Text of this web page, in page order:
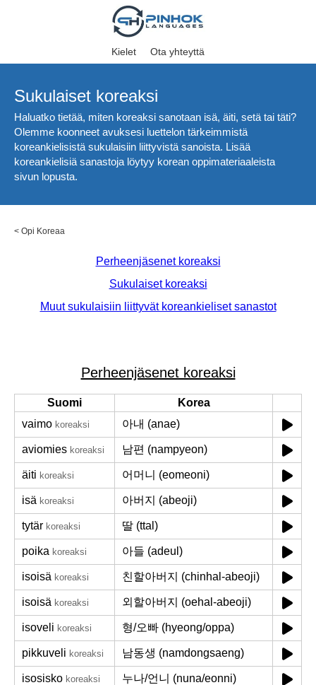
Kielet Ota yhteyttä
Sukulaiset koreaksi
Haluatko tietää, miten koreaksi sanotaan isä, äiti, setä tai täti?
Olemme koonneet avuksesi luettelon tärkeimmistä
koreankielisistä sukulaisiin liittyvistä sanoista. Lisää
koreankielisiä sanastoja löytyy korean oppimateriaaleista
sivun lopusta.
< Opi Koreaa
Perheenjäsenet koreaksi
Sukulaiset koreaksi
Muut sukulaisiin liittyvät koreankieliset sanastot
Perheenjäsenet koreaksi
Suomi
Korea
vaimo koreaksi 아내 (anae)
aviomies koreaksi 남편 (nampyeon)
äiti koreaksi 어머니 (eomeoni)
isä koreaksi 아버지 (abeoji)
tytär koreaksi 딸 (ttal)
poika koreaksi 아들 (adeul)
isoisä koreaksi 친할아버지 (chinhal-abeoji)
isoisä koreaksi 외할아버지 (oehal-abeoji)
isoveli koreaksi 형/오빠 (hyeong/oppa)
pikkuveli koreaksi 남동생 (namdongsaeng)
isosisko koreaksi
누나/언니 (nuna/eonni)